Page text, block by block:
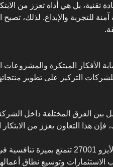
مجرد شهادة تقنية، بل هي أداة تعزز من
للتجربة والإبداع. لذلك،
تطبيق معايير الأيزو 27001 حماية الأفكار المبتكرة
التركيز على تطوير
بين الفرق المختلفة داخل
فإن هذا التعاون يعزز من
الشركات الناشئة التي تمتلك شهادة الأيزو 27001 تتمتع
وتوسيع نطاق